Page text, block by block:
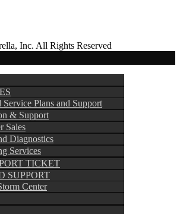
Inc. All Rights Reserved
Service Plans and Support
& Support
Sales
Diagnostics
Services
TICKET
SUPPORT
Center